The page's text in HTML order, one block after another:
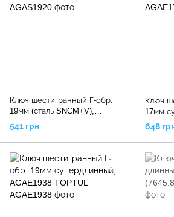
Ключ шестигранный Г-обр.
19мм (сталь SNCM+V),
541 грн
Ключ
17мм
648